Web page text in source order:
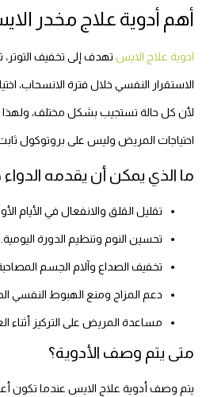
أهم أدوية علاج مخدر
ادوية علاج الايس تهدف إلى تخفيف التوتر،
الاستقرار النفسي خلال فترة الانسحاب،
لأن كل حالة تستجيب بشكل مختلف، ولهذا
احتياجات المريض وليس على بروتوكول
ما الذي يمكن أن يقدمه الدواء
تقليل القلق والانفعال في الأيام
تحسين النوم وتنظيم الدورة اليومية.
تخفيف الصداع وآلام الجسم
دعم المزاج ومنع الهبوط النفسي
مساعدة المريض على التركيز أثناء
متى يتم وصف الأدوية؟
يتم وصف أدوية علاج الايس عندما تكون